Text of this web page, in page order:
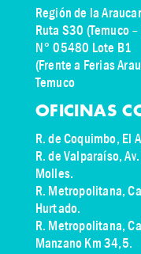
Región de la
Ruta S30 (Temuco
N° 05480 Lote B1
(Frente a Ferias
Temuco
OFICINAS
R. de Coquimbo, El
R. de Valparaíso,
Molles.
R. Metropolitana,
Hurtado.
R. Metropolitana,
Manzano Km 34,5.